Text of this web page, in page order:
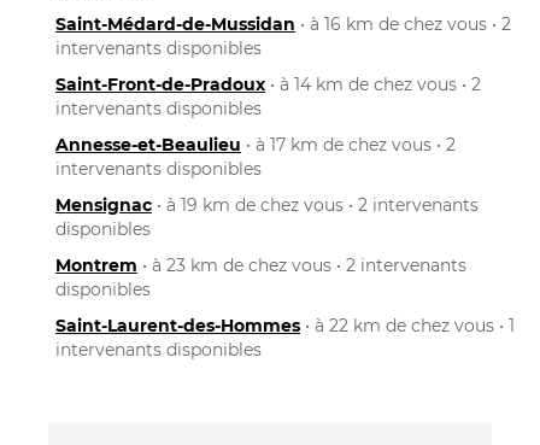
Saint-Médard-de-Mussidan • à 16 km de chez vous • 2
intervenants disponibles
Saint-Front-de-Pradoux • à 14 km de chez vous • 2
intervenants disponibles
Annesse-et-Beaulieu • à 17 km de chez vous • 2
intervenants disponibles
Mensignac • à 19 km de chez vous • 2 intervenants
disponibles
Montrem • à 23 km de chez vous • 2 intervenants
disponibles
Saint-Laurent-des-Hommes • à 22 km de chez vous • 1
intervenants disponibles